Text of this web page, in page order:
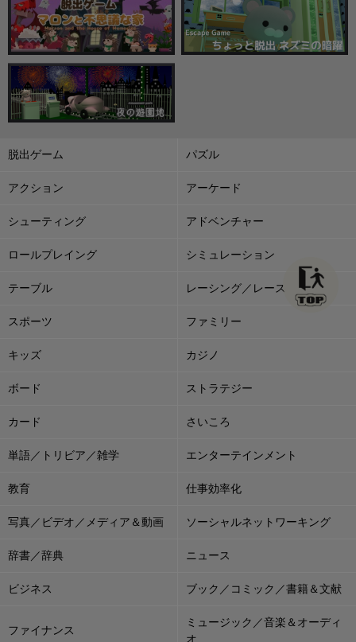
脱出ゲーム パズル
アクション アーケード
シューティング アドベンチャー
ロールプレイング シミュレーション
テーブル レーシング／レース
スポーツ ファミリー
キッズ カジノ
ボード ストラテジー
カード さいころ
単語／トリビア／雑学 エンターテインメント
教育 仕事効率化
写真／ビデオ／メディア＆動画 ソーシャルネットワーキング
辞書／辞典 ニュース
ビジネス ブック／コミック／書籍＆文献
ファイナンス
ミュージック／音楽＆オーディ
オ